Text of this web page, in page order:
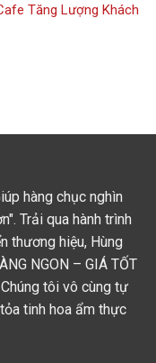
hàng chục nghìn
Trải qua hành trình
thương hiệu, Hùng
NGON – GIÁ TỐT
tôi vô cùng tự
tinh hoa ẩm thực